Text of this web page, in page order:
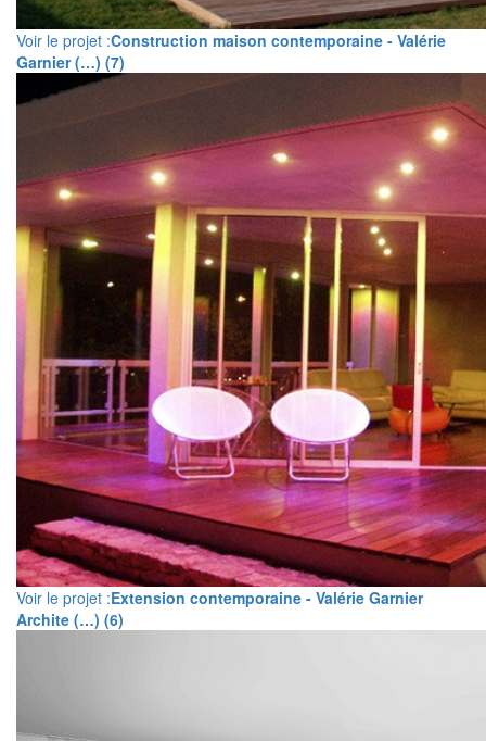
Voir le projet :Construction maison contemporaine - Valérie
Garnier (…) (7)
Voir le projet :Extension contemporaine - Valérie Garnier
Archite (…) (6)